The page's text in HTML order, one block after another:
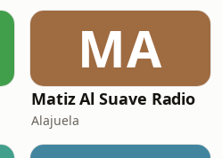
MA
Matiz Al Suave Radio
Alajuela